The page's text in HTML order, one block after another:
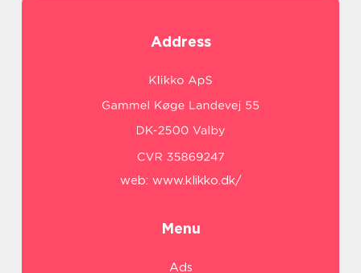
Address
web: www.klikko.dk/
Menu
Ads